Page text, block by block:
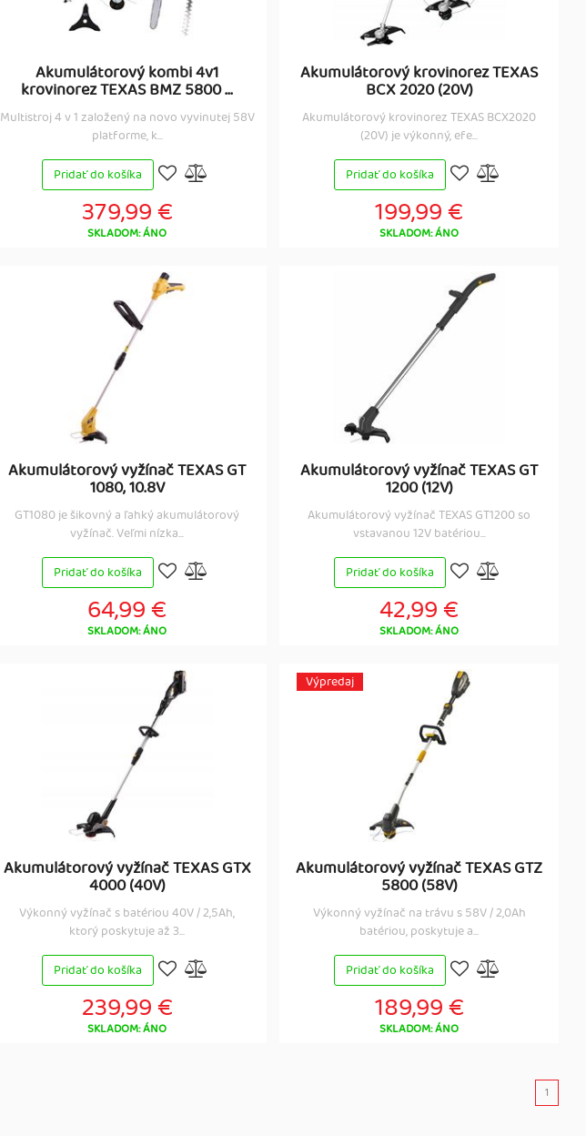
Akumulátorový kombi 4v1
krovinorez TEXAS BMZ 5800 ...
Multistroj 4 v 1 založený na novo vyvinutej 58V
platforme, k...
Pridať do košíka
379,99 €
SKLADOM: ÁNO
Akumulátorový krovinorez TEXAS
BCX 2020 (20V)
Akumulátorový krovinorez TEXAS BCX2020
(20V) je výkonný, efe...
Pridať do košíka
199,99 €
SKLADOM: ÁNO
Akumulátorový vyžínač TEXAS GT
1080, 10.8V
GT1080 je šikovný a ľahký akumulátorový
vyžínač. Veľmi nízka...
Pridať do košíka
64,99 €
SKLADOM: ÁNO
Akumulátorový vyžínač TEXAS GT
1200 (12V)
Akumulátorový vyžínač TEXAS GT1200 so
vstavanou 12V batériou...
Pridať do košíka
42,99 €
SKLADOM: ÁNO
Akumulátorový vyžínač TEXAS GTX
4000 (40V)
Výkonný vyžínač s batériou 40V / 2,5Ah,
ktorý poskytuje až 3...
Pridať do košíka
239,99 €
SKLADOM: ÁNO
Výpredaj
Akumulátorový vyžínač TEXAS GTZ
5800 (58V)
Výkonný vyžínač na trávu s 58V / 2,0Ah
batériou, poskytuje a...
Pridať do košíka
189,99 €
SKLADOM: ÁNO
1